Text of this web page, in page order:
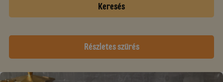
Keresés
Részletes szűrés